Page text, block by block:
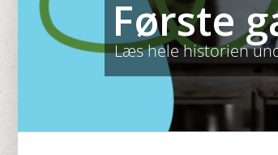
Første
Læs hele historien